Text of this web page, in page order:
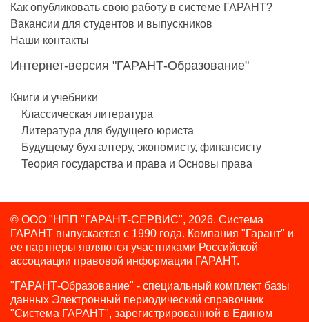
Как опубликовать свою работу в системе ГАРАНТ?
Вакансии для студентов и выпускников
Наши контакты
Интернет-версия "ГАРАНТ-Образование"
Книги и учебники
Классическая литература
Литература для будущего юриста
Будущему бухгалтеру, экономисту, финансисту
Теория государства и права и Основы права
© ООО "НПП "ГАРАНТ-СЕРВИС", 2026. Система
ГАРАНТ выпускается с 1990 года. Компания "Гарант" и
ее партнеры являются участниками Российской
ассоциации правовой информации ГАРАНТ.
"ГАРАНТ-Образование" - специальный комплект базы
данных Электронный периодический справочник
"Система ГАРАНТ", зарегистрированной в Едином